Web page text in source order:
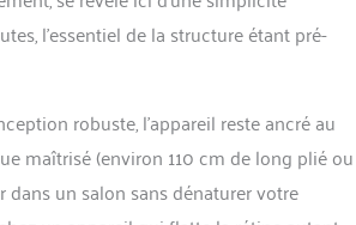
l’essentiel de la structure étant pré-
robuste, l’appareil reste ancré au
maîtrisé (environ 110 cm de long plié ou
dans un salon sans dénaturer votre